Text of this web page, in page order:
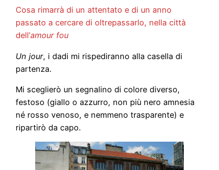
Cosa rimarrà di un attentato e di un anno
passato a cercare di oltrepassarlo, nella città
dell’amour fou
Un jour, i dadi mi rispediranno alla casella di
partenza.
Mi sceglierò un segnalino di colore diverso,
festoso (giallo o azzurro, non più nero amnesia
né rosso venoso, e nemmeno trasparente) e
ripartirò da capo.